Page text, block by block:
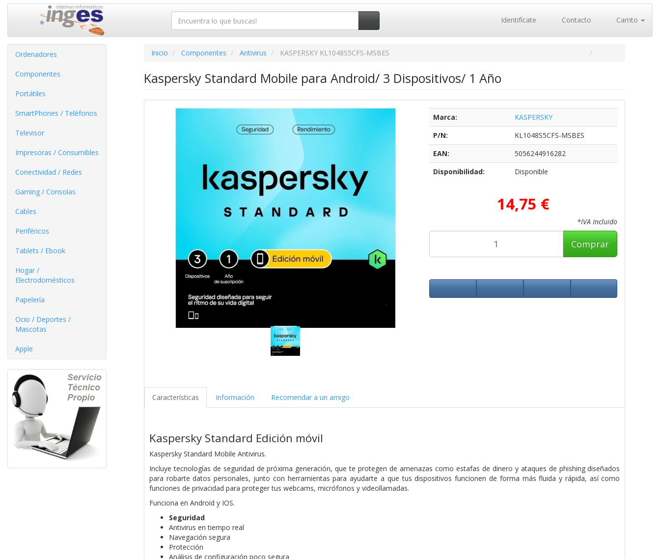
Identifícate Contacto Carrito
Ordenadores
Componentes
Portátiles
SmartPhones / Teléfonos
Televisor
Impresoras / Consumibles
Conectividad / Redes
Gaming / Consolas
Cables
Periféricos
Tablets / Ebook
Hogar /
Electrodomésticos
Papelería
Ocio / Deportes /
Mascotas
Apple
Inicio Componentes Antivirus KASPERSKY KL1048S5CFS-MSBES
Kaspersky Standard Mobile para Android/ 3 Dispositivos/ 1 Año
Marca:
KASPERSKY
P/N:
KL1048S5CFS-MSBES
EAN:
5056244916282
Disponibilidad:
Disponible
14,75 €
*IVA Incluido
Comprar
Características Información Recomendar a un amigo
Kaspersky Standard Edición móvil
Kaspersky Standard Mobile Antivirus.
Incluye tecnologías de seguridad de próxima generación, que te protegen de amenazas como estafas de dinero y ataques de phishing diseñados
para robarte datos personales, junto con herramientas para ayudarte a que tus dispositivos funcionen de forma más fluida y rápida, así como
funciones de privacidad para proteger tus webcams, micrófonos y videollamadas.
Funciona en Android y IOS.
Seguridad
Antivirus en tiempo real
Navegación segura
Protección
Análisis de configuración poco segura